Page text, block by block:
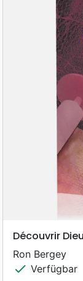
Découvrir
Ron Bergey
check Verfügbar